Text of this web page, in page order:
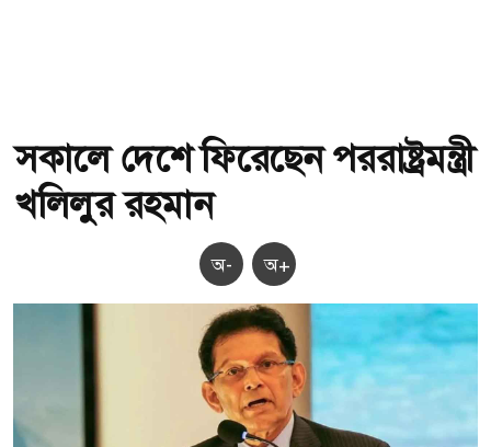
সকালে দেশে ফিরেছেন পররাষ্ট্রমন্ত্রী
খলিলুর রহমান
অ- অ+